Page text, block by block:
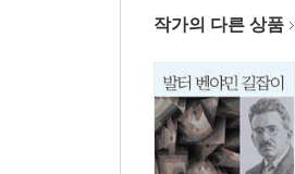
작가의 다른 상품